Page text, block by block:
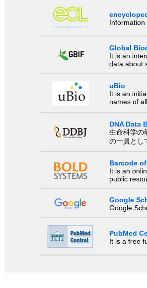
Information
Global
It is an
data about
uBio
It is an
names of
DNA Data
生命科学の
の一員とし
Barcode
It is an
public
Google
Google
PubMed
It is a free